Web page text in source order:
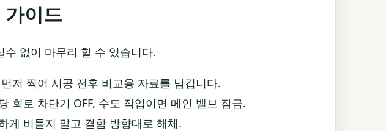
가이드
없이 마무리 할 수 있습니다.
저 찍어 시공 전후 비교용 자료를 남깁니다.
회로 차단기 OFF, 수도 작업이면 메인 밸브 잠금.
게 비틀지 말고 결합 방향대로 해체.